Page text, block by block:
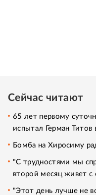
Сейчас читают
65 лет первому
испытал Герман Титов
Бомба на Хиросиму
"С трудностями мы
второй месяц живет с
"Этот день лучше не